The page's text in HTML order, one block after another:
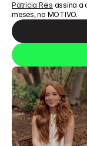
Patrícia Reis assina a
meses, no MOTIVO.